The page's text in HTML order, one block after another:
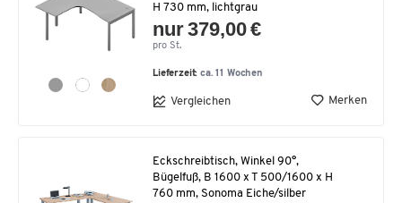
H 730 mm, lichtgrau
nur 379,00 €
pro St.
Lieferzeit:ca. 11 Wochen
Vergleichen Merken
Eckschreibtisch, Winkel 90°,
Bügelfuß, B 1600 x T 500/1600 x H
760 mm, Sonoma Eiche/silber